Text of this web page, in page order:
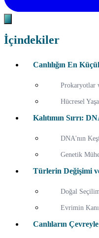
İçindekiler
Canlılığın En
Prokaryotlar
Hücresel
Kalıtımın Sırrı:
DNA'nın
Genetik
Türlerin Değişimi
Doğal
Evrimin
Canlıların